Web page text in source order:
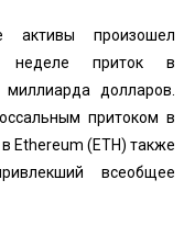
произошел
неделе приток в
долларов.
притоком в
Ethereum (ETH) также
всеобщее